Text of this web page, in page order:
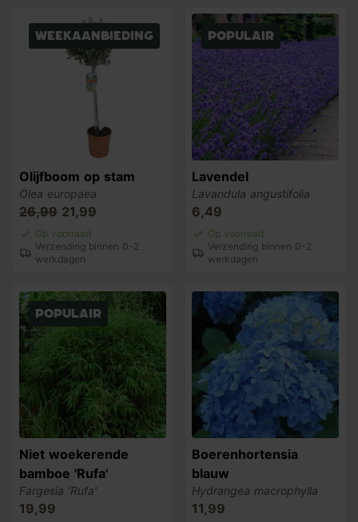
Weekaanbieding
Olijfboom op stam
Olea europaea
26,99 21,99
Op voorraad
Verzending binnen 0-2
werkdagen
Populair
Lavendel
Lavandula angustifolia
6,49
Op voorraad
Verzending binnen 0-2
werkdagen
populair
Niet woekerende
bamboe 'Rufa'
Fargesia 'Rufa'
19,99
Boerenhortensia
blauw
Hydrangea macrophylla
11,99